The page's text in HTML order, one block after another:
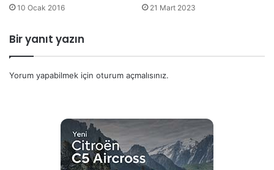
10 Ocak 2016 21 Mart 2023
Bir yanıt yazın
Yorum yapabilmek için oturum açmalısınız.